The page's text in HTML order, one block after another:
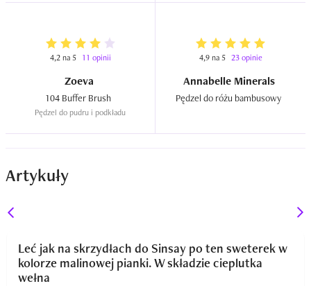
4,2 na 5 11 opinii
Zoeva
Pędzel do pudru i podkładu
4,9 na 5 23 opinie
Annabelle Minerals
Artykuły
Leć jak na skrzydłach do Sinsay po ten sweterek w
kolorze malinowej pianki. W składzie cieplutka
wełna